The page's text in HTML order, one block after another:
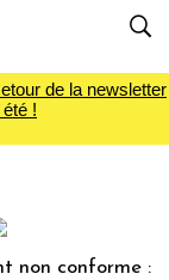
de la newsletter
!
: les